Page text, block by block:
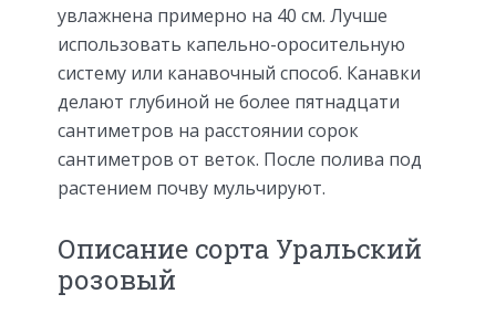
увлажнена примерно на 40 см. Лучше
использовать капельно-оросительную
систему или канавочный способ. Канавки
делают глубиной не более пятнадцати
сантиметров на расстоянии сорок
сантиметров от веток. После полива под
растением почву мульчируют.
Описание сорта Уральский
розовый